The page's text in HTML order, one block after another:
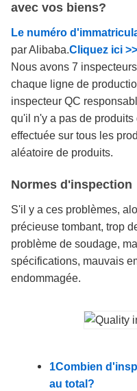
avec vos biens?
Le numéro
par Alibaba.Cliquez ici >>
Nous avons 7
chaque ligne de
inspecteur QC
qu'il n'y a pas de
effectuée sur tous les
aléatoire de produits.
Normes d'inspection
S'il y a ces problèmes,
précieuse tombant, trop
problème de soudage,
spécifications, mauvais
endommagée.
1Combien
au total?